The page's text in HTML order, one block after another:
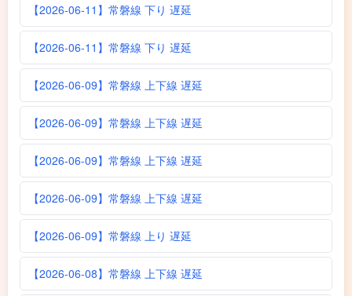
【2026-06-11】常磐線 下り 遅延
【2026-06-11】常磐線 下り 遅延
【2026-06-09】常磐線 上下線 遅延
【2026-06-09】常磐線 上下線 遅延
【2026-06-09】常磐線 上下線 遅延
【2026-06-09】常磐線 上下線 遅延
【2026-06-09】常磐線 上り 遅延
【2026-06-08】常磐線 上下線 遅延